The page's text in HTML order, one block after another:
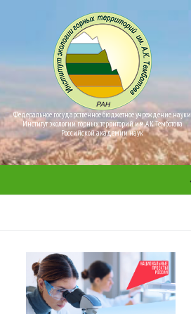
Федеральное государственное бюджетное учреждение науки
Институт экологии горных территорий им. А.К. Темботова
Российской академии наук